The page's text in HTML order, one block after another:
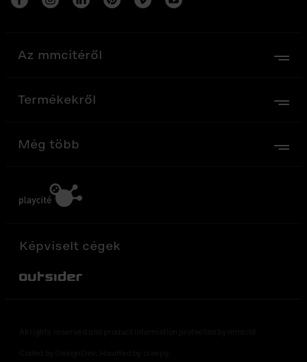
Az mmcitéről
Termékekről
Még több
Képviselt cégek
Out-Sider